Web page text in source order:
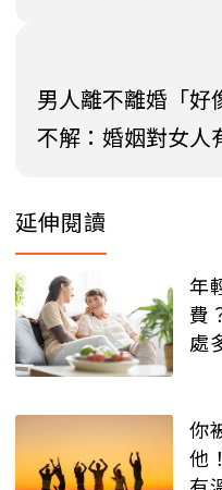
男人離不離婚「好
不解：婚姻對女人
延伸閱讀
年
費
處
你
他